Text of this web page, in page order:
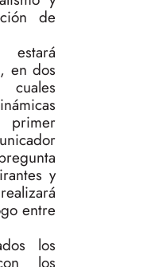
de
en dos
y
entre
los